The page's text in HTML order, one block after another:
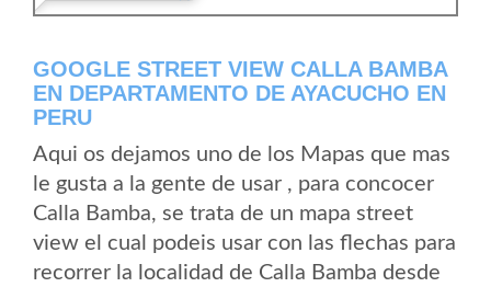
GOOGLE STREET VIEW CALLA BAMBA
EN DEPARTAMENTO DE AYACUCHO EN
PERU
Aqui os dejamos uno de los Mapas que mas
le gusta a la gente de usar , para concocer
Calla Bamba, se trata de un mapa street
view el cual podeis usar con las flechas para
recorrer la localidad de Calla Bamba desde